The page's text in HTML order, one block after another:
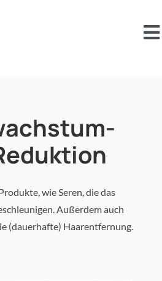
Beauty & Pflege
Familie & Kinder
wie Seren, die das
Außerdem auch
(dauerhafte) Haarentfernung.